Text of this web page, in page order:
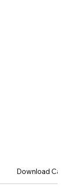
Download Catalog